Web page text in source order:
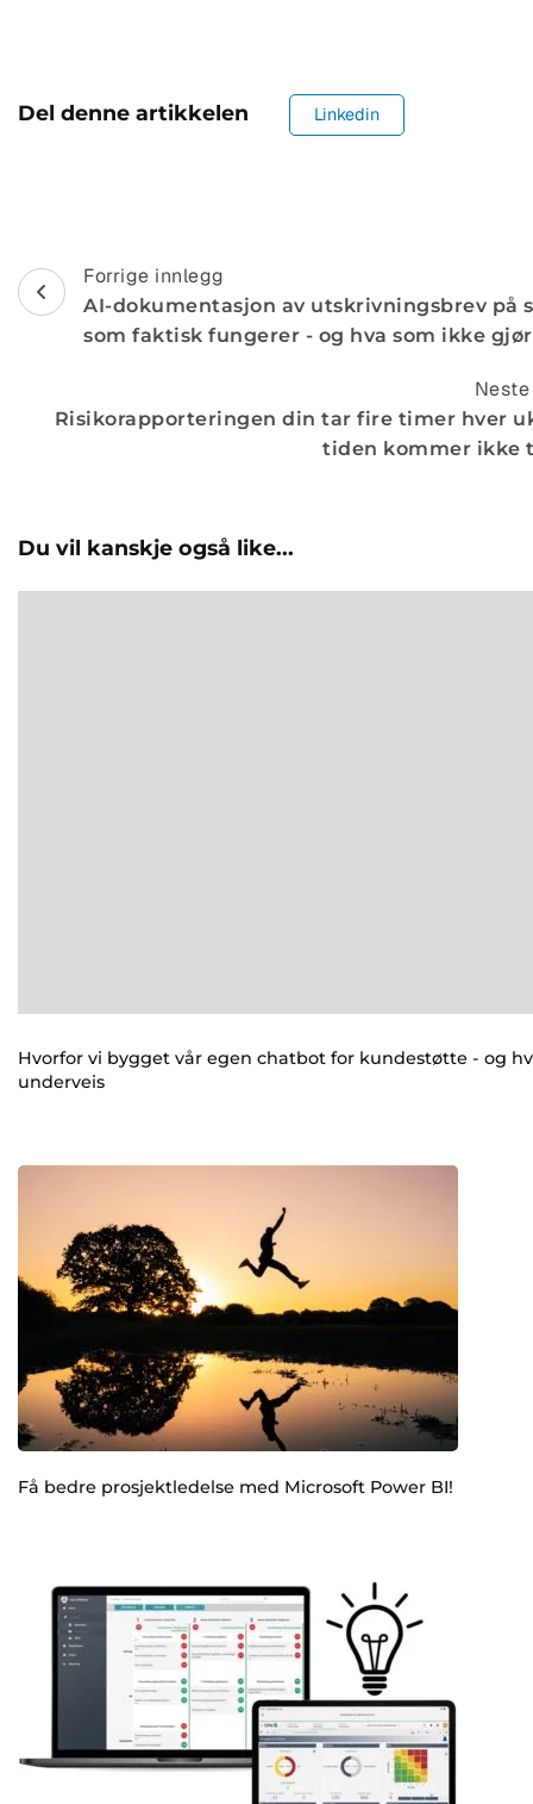
Del denne artikkelen Linkedin
Navigasjon
etter
Forrige innlegg
AI-dokumentasjon av utskrivningsbrev på
som faktisk fungerer - og hva som ikke
Risikorapporteringen din tar fire timer hver
tiden kommer ikke
Du vil kanskje også like...
Hvorfor vi bygget vår egen chatbot for kundestøtte - og
underveis
Få bedre prosjektledelse med Microsoft Power BI!